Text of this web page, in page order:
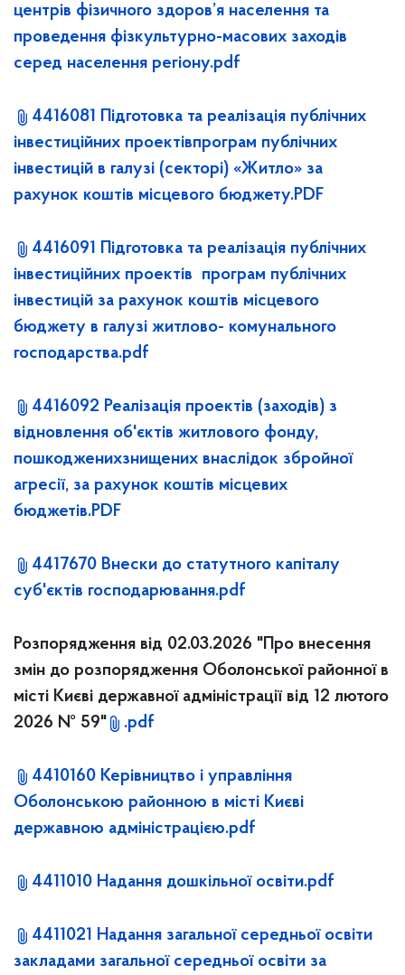
центрів фізичного здоров’я населення та
проведення фізкультурно-масових заходів
серед населення регіону.pdf
4416081 Підготовка та реалізація публічних
інвестиційних проектівпрограм публічних
інвестицій в галузі (секторі) «Житло» за
рахунок коштів місцевого бюджету.PDF
4416091 Підготовка та реалізація публічних
інвестиційних проектів програм публічних
інвестицій за рахунок коштів місцевого
бюджету в галузі житлово- комунального
господарства.pdf
4416092 Реалізація проектів (заходів) з
відновлення об'єктів житлового фонду,
пошкодженихзнищених внаслідок збройної
агресії, за рахунок коштів місцевих
бюджетів.PDF
4417670 Внески до статутного капіталу
суб'єктів господарювання.pdf
Розпорядження від 02.03.2026 "Про внесення
змін до розпорядження Оболонської районної в
місті Києві державної адміністрації від 12 лютого
2026 № 59"
.pdf
4410160 Керівництво і управління
Оболонською районною в місті Києві
державною адміністрацією.pdf
4411010 Надання дошкільної освіти.pdf
4411021 Надання загальної середньої освіти
закладами загальної середньої освіти за